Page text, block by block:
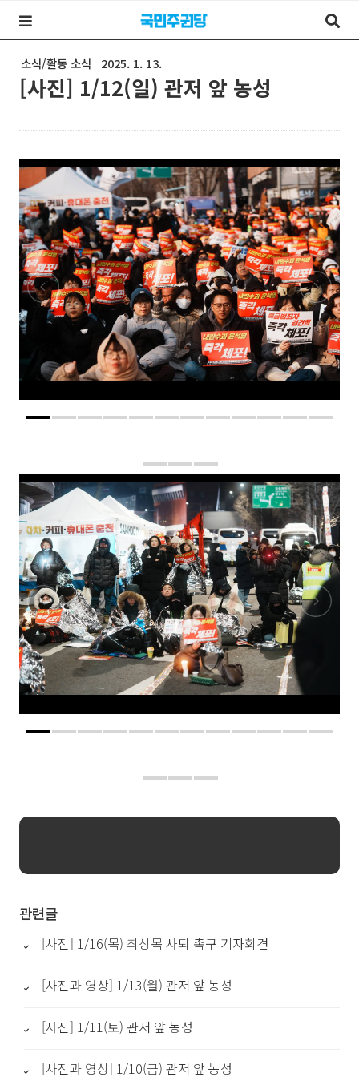
소식/활동 소식 2025. 1. 13.
[사진] 1/12(일) 관저 앞 농성
관련글
[사진] 1/16(목) 최상목 사퇴 촉구 기자회견
[사진과 영상] 1/13(월) 관저 앞 농성
[사진] 1/11(토) 관저 앞 농성
[사진과 영상] 1/10(금) 관저 앞 농성